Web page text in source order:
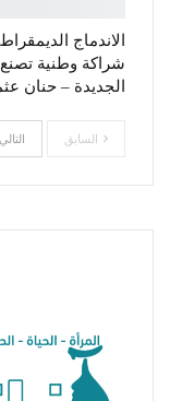
الاندماج
شراكة وطنية
الجديدة – حنان
السابق التالي